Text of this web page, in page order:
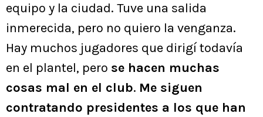
equipo y la ciudad. Tuve una salida
inmerecida, pero no quiero la venganza.
Hay muchos jugadores que dirigí todavía
en el plantel, pero se hacen muchas
cosas mal en el club. Me siguen
contratando presidentes a los que han